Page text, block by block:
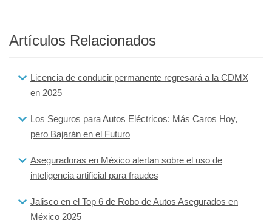
Artículos Relacionados
Licencia de conducir permanente regresará a la CDMX
en 2025
Los Seguros para Autos Eléctricos: Más Caros Hoy,
pero Bajarán en el Futuro
Aseguradoras en México alertan sobre el uso de
inteligencia artificial para fraudes
Jalisco en el Top 6 de Robo de Autos Asegurados en
México 2025